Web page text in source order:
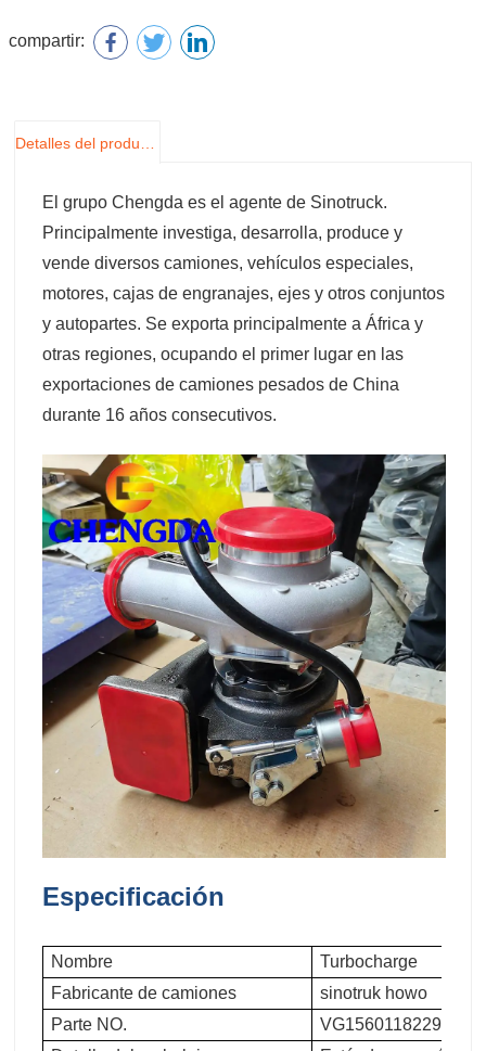
compartir:
El grupo Chengda es el agente de Sinotruck.
Principalmente investiga, desarrolla, produce y
vende diversos camiones, vehículos especiales,
motores, cajas de engranajes, ejes y otros conjuntos
y autopartes. Se exporta principalmente a África y
otras regiones, ocupando el primer lugar en las
exportaciones de camiones pesados de China
durante 16 años consecutivos.
Especificación
Nombre
Turbocharge
Fabricante de camiones
sinotruk howo
Parte NO.
VG1560118229